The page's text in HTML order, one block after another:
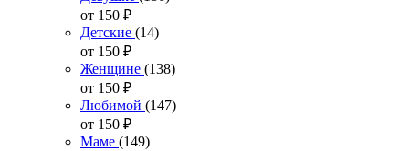
от 150 ₽
Детские (14)
от 150 ₽
Женщине (138)
от 150 ₽
Любимой (147)
от 150 ₽
Маме (149)